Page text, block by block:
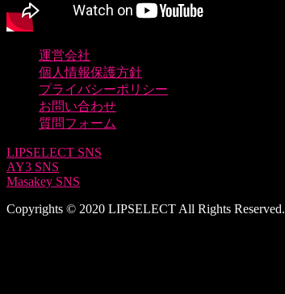
運営会社
個人情報保護方針
プライバシーポリシー
お問い合わせ
質問フォーム
LIPSELECT SNS
AY3 SNS
Masakey SNS
Copyrights © 2020 LIPSELECT All Rights Reserved.